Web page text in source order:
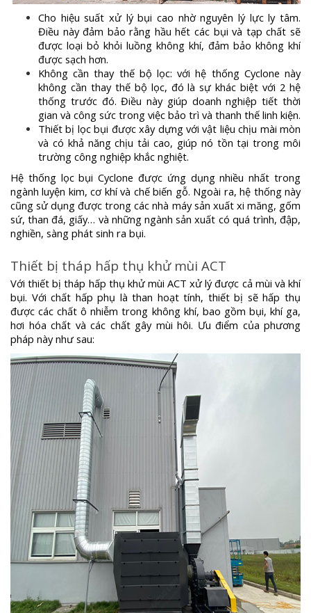
Cho hiệu suất xử lý bụi cao nhờ nguyên lý lực ly tâm.
Điều này đảm bảo rằng hầu hết các bụi và tạp chất sẽ
được loại bỏ khỏi luồng không khí, đảm bảo không khí
được sạch hơn.
Không cần thay thế bộ lọc: với hệ thống Cyclone này
không cần thay thế bộ lọc, đó là sự khác biệt với 2 hệ
thống trước đó. Điều này giúp doanh nghiệp tiết thời
gian và công sức trong việc bảo trì và thanh thế linh kiện.
Thiết bị lọc bụi được xây dựng với vật liệu chịu mài mòn
và có khả năng chịu tải cao, giúp nó tồn tại trong môi
trường công nghiệp khắc nghiệt.
Hệ thống lọc bụi Cyclone được ứng dụng nhiều nhất trong
ngành luyện kim, cơ khí và chế biến gỗ. Ngoài ra, hệ thống này
cũng sử dụng được trong các nhà máy sản xuất xi măng, gốm
sứ, than đá, giấy… và những ngành sản xuất có quá trình, đập,
nghiền, sàng phát sinh ra bụi.
Thiết bị tháp hấp thụ khử mùi ACT
Với thiết bị tháp hấp thụ khử mùi ACT xử lý được cả mùi và khí
bụi. Với chất hấp phụ là than hoạt tính, thiết bị sẽ hấp thụ
được các chất ô nhiễm trong không khí, bao gồm bụi, khí ga,
hơi hóa chất và các chất gây mùi hôi. Ưu điểm của phương
pháp này như sau: